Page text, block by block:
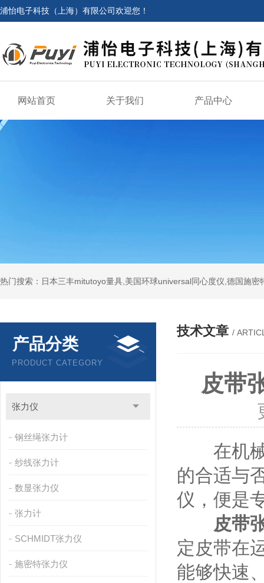
浦怡电子科技（上海）有限公司欢迎您！
网站首页 关于我们 产品中心
产品分类
PRODUCT CATEGORY
张力仪
钢丝绳张力计
纱线张力计
数显张力仪
张力计
SCHMIDT张力仪
施密特张力仪
技术文章 /
皮带
在机械
的合适与
仪，便是
皮带
定皮带在
能够快速